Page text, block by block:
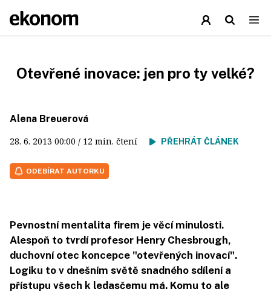
Otevřené inovace: jen pro ty velké?
Alena Breuerová
28. 6. 2013 00:00 / 12 min. čtení PŘEHRÁT ČLÁNEK
ODEBÍRAT AUTORKU
Pevnostní mentalita firem je věcí minulosti.
Alespoň to tvrdí profesor Henry Chesbrough,
duchovní otec koncepce "otevřených inovací".
Logiku to v dnešním světě snadného sdílení a
přístupu všech k ledasčemu má. Komu to ale